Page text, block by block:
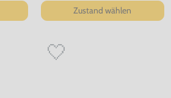
Zustand wählen